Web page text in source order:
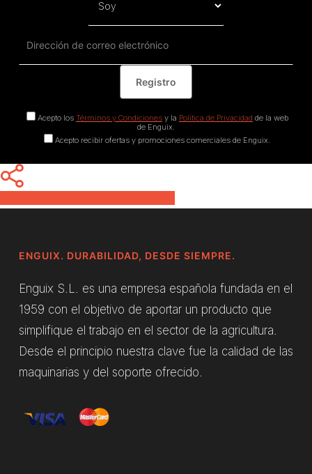
Acepto los Términos y Condicionesy la Política de Privacidad de la web
de Enguix.
Acepto recibir ofertas y promociones comerciales de Enguix.
ENGUIX. DURABILIDAD, DESDE SIEMPRE.
Enguix S.L. es una empresa española fundada en el
1959 con el objetivo de aportar un producto que
simplifique el trabajo en el sector de la agricultura.
Desde el principio nuestra clave fue la calidad de las
maquinarias y del soporte ofrecido.